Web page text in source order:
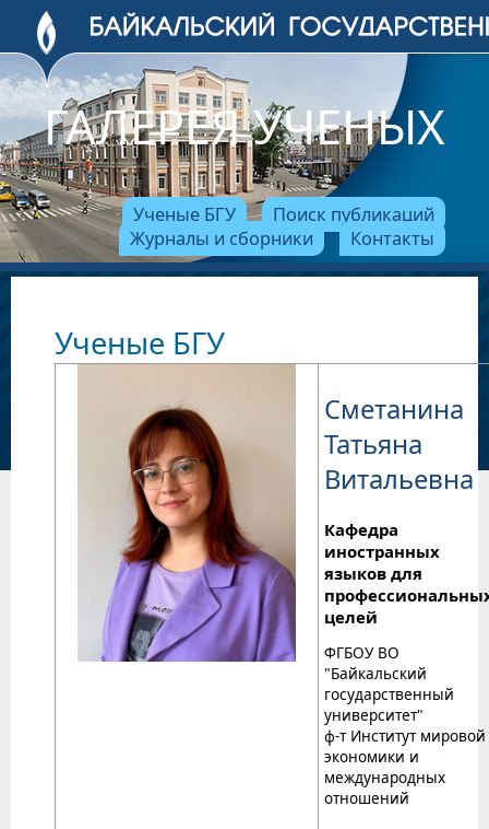
ГАЛЕРЕЯ УЧЕНЫХ
Ученые БГУ
Поиск публикаций
Журналы и сборники
Контакты
Ученые БГУ
Сметанина
Татьяна
Витальевна
Кафедра
иностранных
языков для
целей
ФГБОУ ВО
"Байкальский
государственный
университет"
ф-т Институт мировой
экономики и
международных
отношений